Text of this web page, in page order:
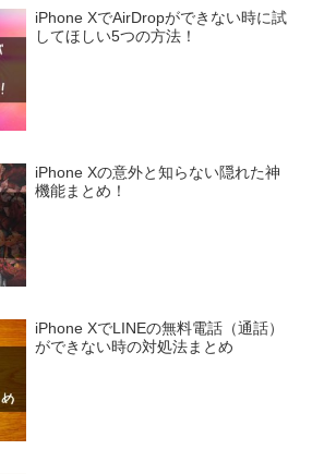
iPhone XでAirDropができない時に試
してほしい5つの方法！
iPhone Xの意外と知らない隠れた神
機能まとめ！
iPhone XでLINEの無料電話（通話）
ができない時の対処法まとめ